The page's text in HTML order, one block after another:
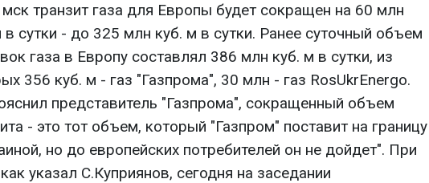
транзит газа для Европы будет сокращен на 60 млн
в сутки - до 325 млн куб. м в сутки. Ранее суточный объем
газа в Европу составлял 386 млн куб. м в сутки, из
356 куб. м - газ "Газпрома", 30 млн - газ RosUkrEnergo.
представитель "Газпрома", сокращенный объем
- это тот объем, который "Газпром" поставит на границу
но до европейских потребителей он не дойдет". При
указал С.Куприянов, сегодня на заседании